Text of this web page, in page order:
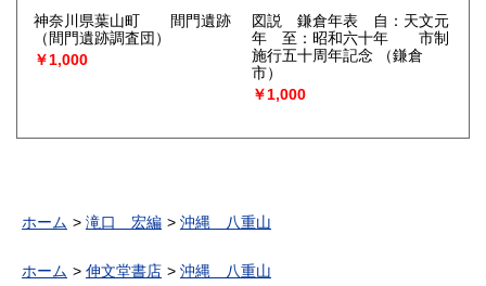
神奈川県葉山町 間門遺跡
（間門遺跡調査団）
￥1,000
図説 鎌倉年表 自：天文元
年 至：昭和六十年 市制
施行五十周年記念
（鎌倉
市）
￥1,000
ホーム 滝口 宏編 沖縄 八重山
ホーム 伸文堂書店 沖縄 八重山